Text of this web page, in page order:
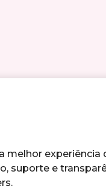
melhor experiência
suporte e